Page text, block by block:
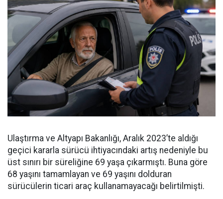
Ulaştırma ve Altyapı Bakanlığı, Aralık 2023’te aldığı
geçici kararla sürücü ihtiyacındaki artış nedeniyle bu
üst sınırı bir süreliğine 69 yaşa çıkarmıştı. Buna göre
68 yaşını tamamlayan ve 69 yaşını dolduran
sürücülerin ticari araç kullanamayacağı belirtilmişti.